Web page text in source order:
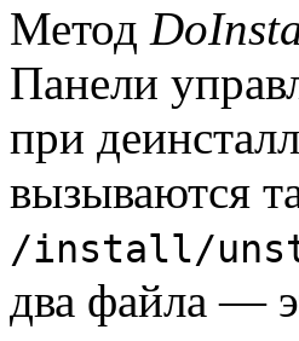
Метод
Панели
при
вызываются
/install/
два файла —